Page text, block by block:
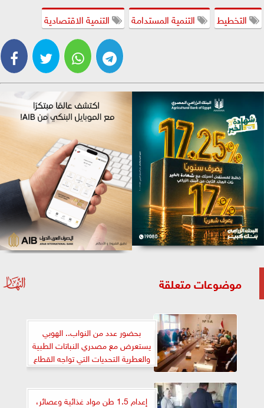
التخطيط
التنمية المستدامة التنمية الاقتصادية
موضوعات متعلقة
بحضور عدد من النواب.. الهوبي
يستعرض مع مصدري النباتات الطبية
والعطرية التحديات التي تواجه القطاع
إعدام 1.5 طن مواد غذائية وعصائر،